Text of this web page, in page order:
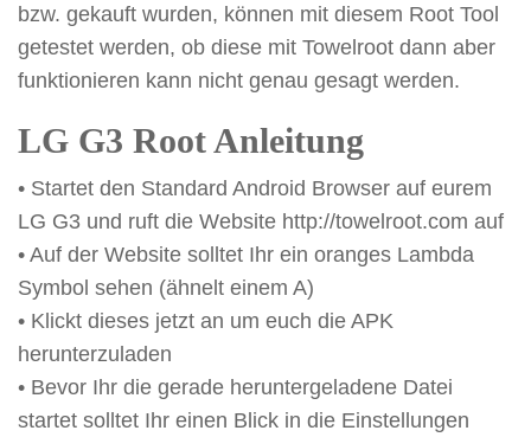
bzw. gekauft wurden, können mit diesem Root Tool
getestet werden, ob diese mit Towelroot dann aber
funktionieren kann nicht genau gesagt werden.
LG G3 Root Anleitung
• Startet den Standard Android Browser auf eurem
LG G3 und ruft die Website http://towelroot.com auf
• Auf der Website solltet Ihr ein oranges Lambda
Symbol sehen (ähnelt einem A)
• Klickt dieses jetzt an um euch die APK
herunterzuladen
• Bevor Ihr die gerade heruntergeladene Datei
startet solltet Ihr einen Blick in die Einstellungen